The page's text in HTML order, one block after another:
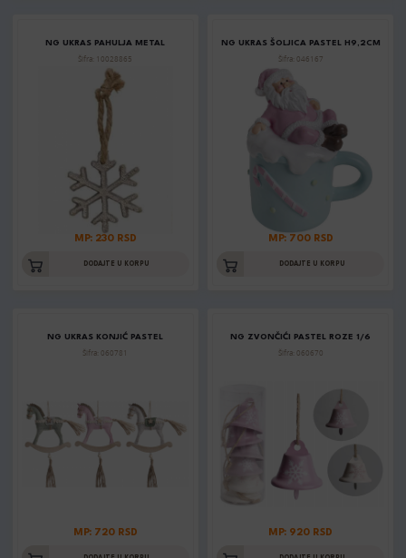
NG UKRAS PAHULJA METAL
Šifra: 10028865
MP: 230 RSD
DODAJTE U KORPU
NG UKRAS ŠOLJICA PASTEL H9,2CM
Šifra: 046167
MP: 700 RSD
DODAJTE U KORPU
NG UKRAS KONJIĆ PASTEL
Šifra: 060781
MP: 720 RSD
NG ZVONČIĆI PASTEL ROZE 1/6
Šifra: 060670
MP: 920 RSD